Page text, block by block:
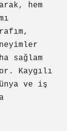
hem
sağlam
Kaygılı
ve iş